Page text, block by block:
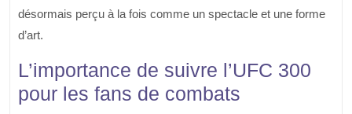
désormais perçu à la fois comme un spectacle et une forme
d’art.
L’importance de suivre l’UFC 300
pour les fans de combats